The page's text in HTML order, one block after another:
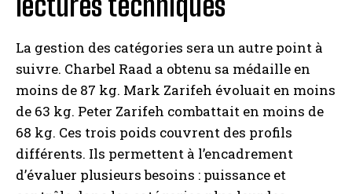
La gestion des catégories sera un autre point à
suivre. Charbel Raad a obtenu sa médaille en
moins de 87 kg. Mark Zarifeh évoluait en moins
de 63 kg. Peter Zarifeh combattait en moins de
68 kg. Ces trois poids couvrent des profils
différents. Ils permettent à l’encadrement
d’évaluer plusieurs besoins : puissance et